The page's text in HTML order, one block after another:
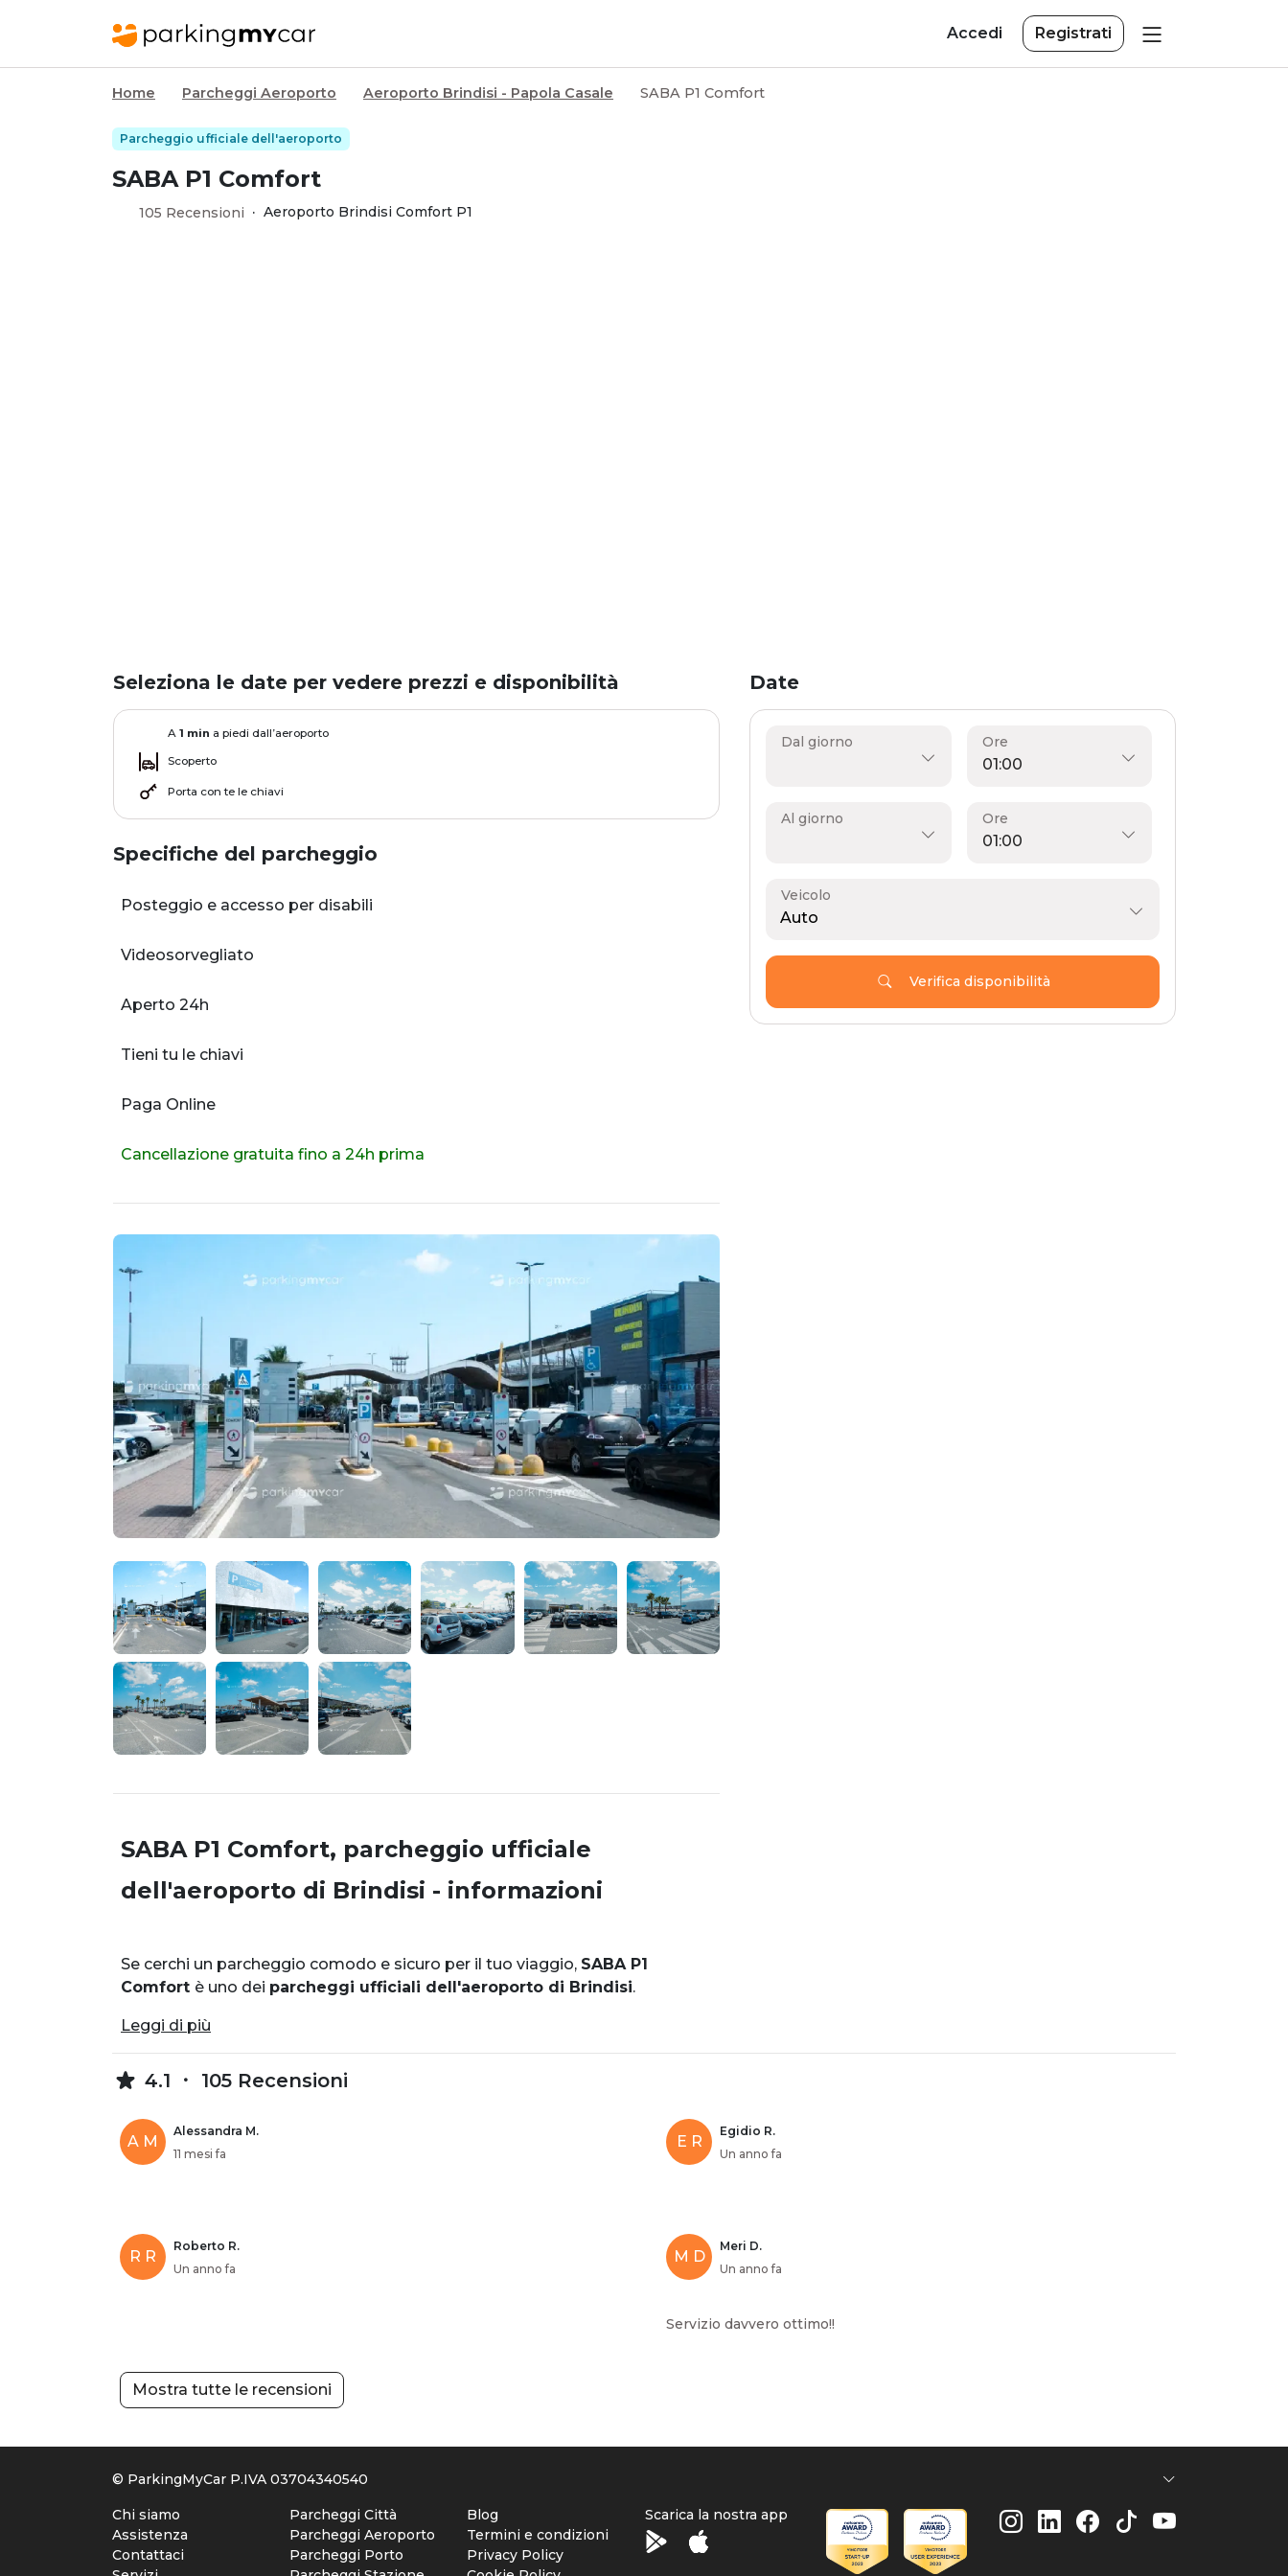
Accedi Registrati
Home Parcheggi Aeroporto Aeroporto Brindisi - Papola Casale SABA P1 Comfort
Parcheggio ufficiale dell'aeroporto
SABA P1 Comfort
105 Recensioni · Aeroporto Brindisi Comfort P1
Date
Dal giorno Ore
Al giorno Ore
Veicolo
Auto
Verifica disponibilità
Seleziona le date per vedere prezzi e disponibilità
A 1 min a piedi dall’aeroporto
Scoperto
Porta con te le chiavi
Specifiche del parcheggio
Posteggio e accesso per disabili
Videosorvegliato
Aperto 24h
Tieni tu le chiavi
Paga Online
Cancellazione gratuita fino a 24h prima
SABA P1 Comfort, parcheggio ufficiale
dell'aeroporto di Brindisi - informazioni
Se cerchi un parcheggio comodo e sicuro per il tuo viaggio, SABA P1
Comfort è uno dei parcheggi ufficiali dell'aeroporto di Brindisi.
Leggi di più
4.1 105 Recensioni
A M
Alessandra M.
11 mesi fa
E R
Egidio R.
Un anno fa
R R
Roberto R.
Un anno fa
M D
Meri D.
Un anno fa
Servizio davvero ottimo!!
Mostra tutte le recensioni
© ParkingMyCar P.IVA 03704340540
Chi siamo
Assistenza
Contattaci
Parcheggi Città
Parcheggi Aeroporto
Parcheggi Porto
Blog
Termini e condizioni
Privacy Policy
Scarica la nostra app